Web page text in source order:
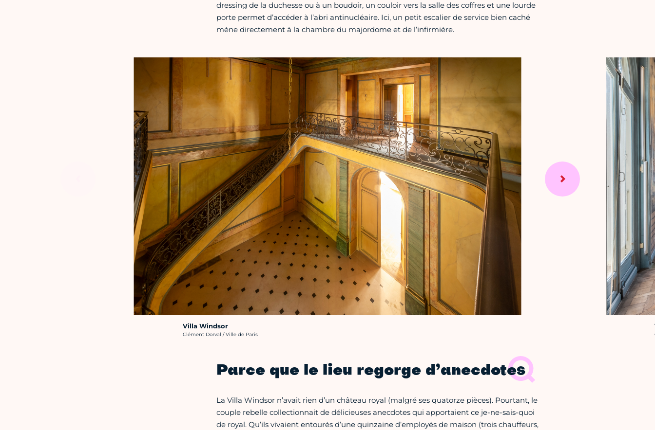
dressing de la duchesse ou à un boudoir, un couloir vers la salle des coffres et une lourde
porte permet d’accéder à l’abri antinucléaire. Ici, un petit escalier de service bien caché
mène directement à la chambre du majordome et de l’infirmière.
Villa Windsor
Crédit photo :
Clément Dorval / Ville de Paris
Parce que le lieu regorge d’anecdotes
La Villa Windsor n’avait rien d’un château royal (malgré ses quatorze pièces). Pourtant, le
couple rebelle collectionnait de délicieuses anecdotes qui apportaient ce je-ne-sais-quoi
de royal. Qu’ils vivaient entourés d’une quinzaine d’employés de maison (trois chauffeurs,